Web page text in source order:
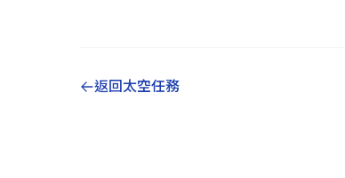
返回太空任務